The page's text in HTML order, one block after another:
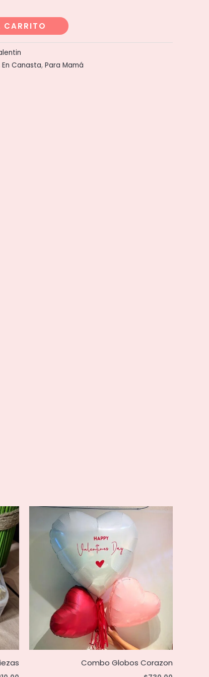
CARRITO
En Canasta, Para Mamá
Combo Globos Corazon